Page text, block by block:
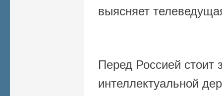
выясняет
Перед Россией стоит
интеллектуальной